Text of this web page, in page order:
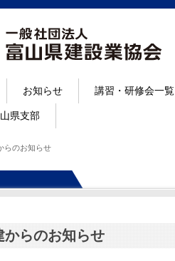
お知らせ 講習・研修会一覧
県支部
らのお知らせ
からのお知らせ